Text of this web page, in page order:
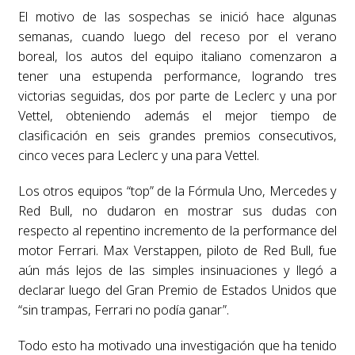
El motivo de las sospechas se inició hace algunas
semanas, cuando luego del receso por el verano
boreal, los autos del equipo italiano comenzaron a
tener una estupenda performance, logrando tres
victorias seguidas, dos por parte de Leclerc y una por
Vettel, obteniendo además el mejor tiempo de
clasificación en seis grandes premios consecutivos,
cinco veces para Leclerc y una para Vettel.
Los otros equipos “top” de la Fórmula Uno, Mercedes y
Red Bull, no dudaron en mostrar sus dudas con
respecto al repentino incremento de la performance del
motor Ferrari. Max Verstappen, piloto de Red Bull, fue
aún más lejos de las simples insinuaciones y llegó a
declarar luego del Gran Premio de Estados Unidos que
“sin trampas, Ferrari no podía ganar”.
Todo esto ha motivado una investigación que ha tenido